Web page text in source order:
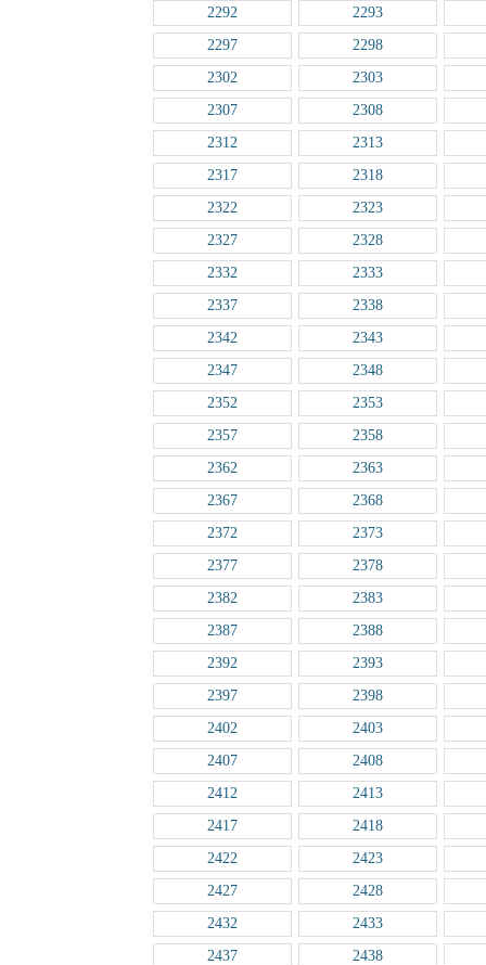
2292
2293
2297
2298
2302
2303
2307
2308
2312
2313
2317
2318
2322
2323
2327
2328
2332
2333
2337
2338
2342
2343
2347
2348
2352
2353
2357
2358
2362
2363
2367
2368
2372
2373
2377
2378
2382
2383
2387
2388
2392
2393
2397
2398
2402
2403
2407
2408
2412
2413
2417
2418
2422
2423
2427
2428
2432
2433
2437
2438